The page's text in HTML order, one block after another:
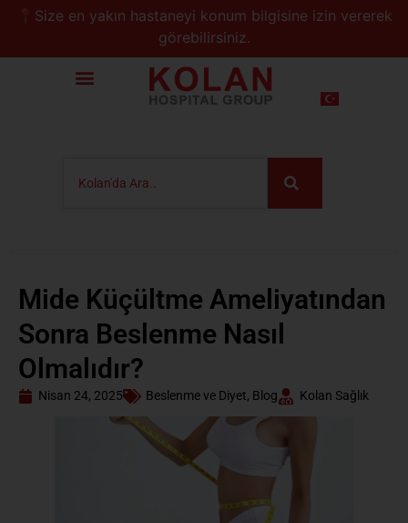
📍Size en yakın hastaneyi konum bilgisine izin vererek
görebilirsiniz.
Mide Küçültme Ameliyatından
Sonra Beslenme Nasıl
Olmalıdır?
Nisan 24, 2025 Beslenme ve Diyet, Blog Kolan Sağlık